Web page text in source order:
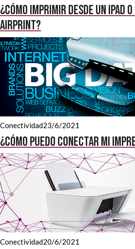
¿Cómo imprimir desde un iPad
Airprint?
Conectividad23/6/2021
¿Cómo puedo conectar mi
Conectividad20/6/2021